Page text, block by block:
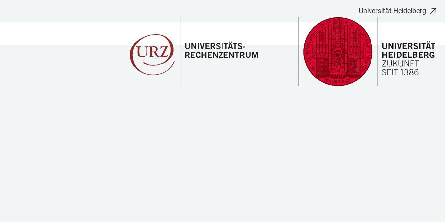
Universität Heidelberg